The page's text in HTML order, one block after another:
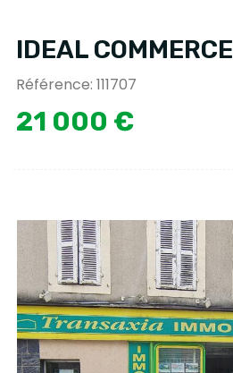
IDEAL COMMERCE
Référence: 111707
21 000 €